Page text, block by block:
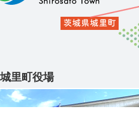
城里町役場